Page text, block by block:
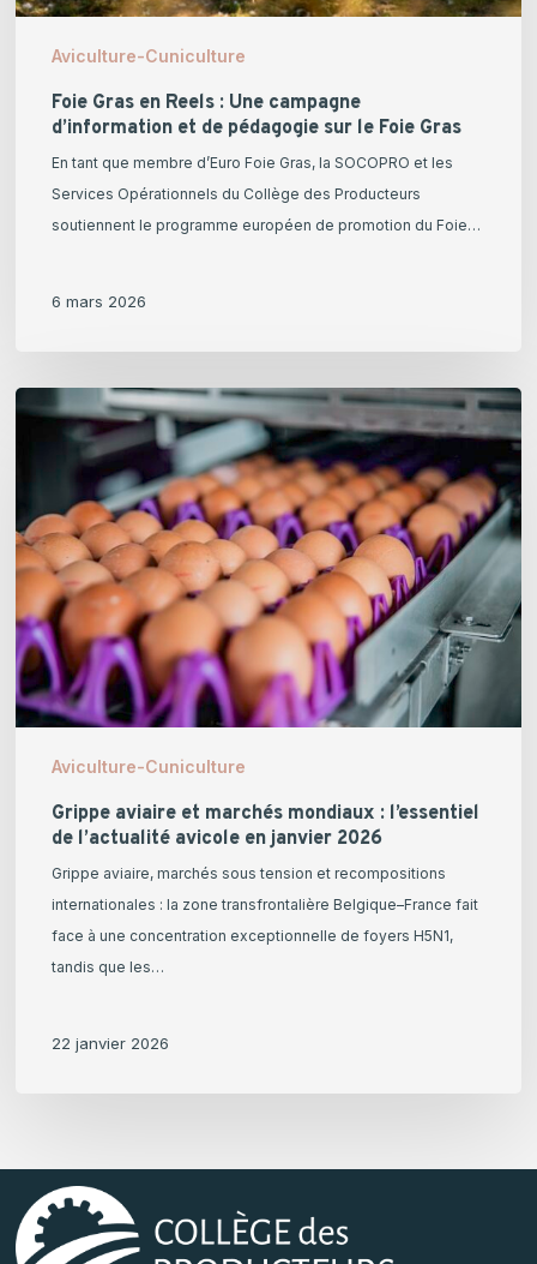
Aviculture-Cuniculture
Foie Gras en Reels : Une campagne
d’information et de pédagogie sur le Foie Gras
En tant que membre d’Euro Foie Gras, la SOCOPRO et les
Services Opérationnels du Collège des Producteurs
soutiennent le programme européen de promotion du Foie…
6 mars 2026
Aviculture-Cuniculture
Grippe
aviaire
mondiaux
:
l’essentiel
de
l’actualité
avicole
en
2026
Grippe aviaire et marchés mondiaux : l’essentiel
de l’actualité avicole en janvier 2026
Grippe aviaire, marchés sous tension et recompositions
internationales : la zone transfrontalière Belgique–France fait
face à une concentration exceptionnelle de foyers H5N1,
tandis que les…
22 janvier 2026